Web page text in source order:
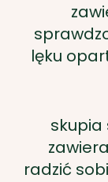
lęku
skupia
radzić